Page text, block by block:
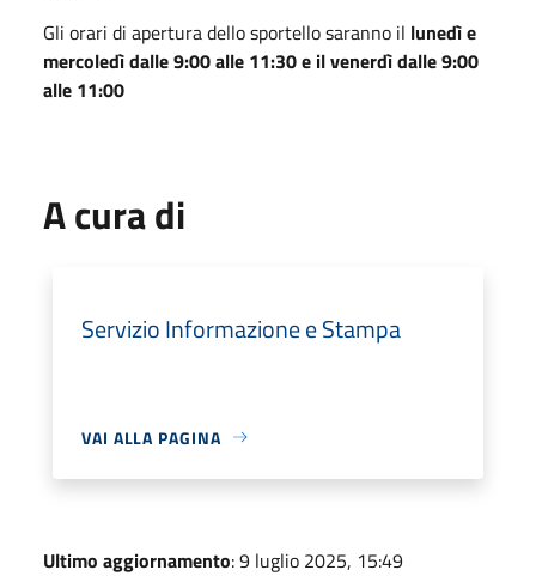
Gli orari di apertura dello sportello saranno il lunedì e
mercoledì dalle 9:00 alle 11:30 e il venerdì dalle 9:00
alle 11:00
A cura di
Servizio Informazione e Stampa
VAI ALLA PAGINA
Ultimo aggiornamento: 9 luglio 2025, 15:49